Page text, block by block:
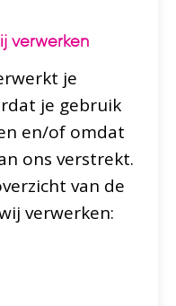
verwerken
je
je gebruik
en/of omdat
ons verstrekt.
van de
verwerken: